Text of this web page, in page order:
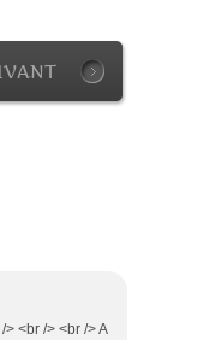
<br /> <br /> A